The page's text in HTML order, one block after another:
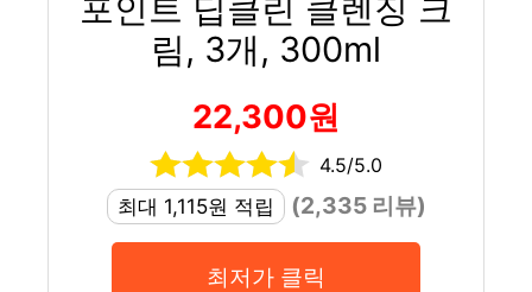
포인트 딥클린 클렌징 크
림, 3개, 300ml
22,300원
4.5/5.0
최대 1,115원 적립
(2,335 리뷰)
최저가 클릭